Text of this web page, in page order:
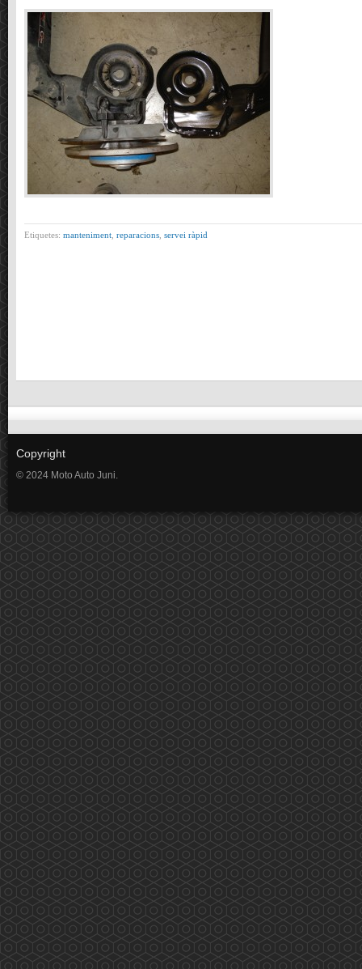
Etiquetes: manteniment reparacions servei ràpid
Copyright
© 2024 Moto Auto Juni.